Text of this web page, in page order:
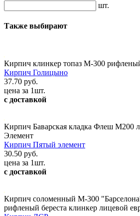
шт.
Также выбирают
Кирпич клинкер топаз М-300
Кирпич Голицыно
37.70 руб.
цена за 1шт.
с доставкой
Кирпич Баварская кладка Флеш М200
Элемент
Кирпич Пятый элемент
30.50 руб.
цена за 1шт.
с доставкой
Кирпич соломенный М-300
рифленый береста клинкер лицевой